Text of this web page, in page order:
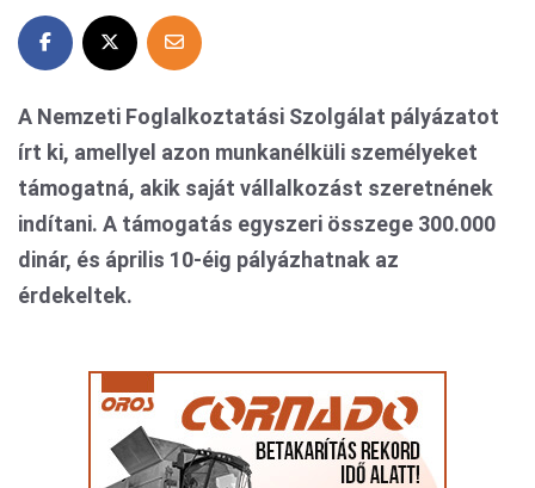
A Nemzeti Foglalkoztatási Szolgálat pályázatot
írt ki, amellyel azon munkanélküli személyeket
támogatná, akik saját vállalkozást szeretnének
indítani. A támogatás egyszeri összege 300.000
dinár, és április 10-éig pályázhatnak az
érdekeltek.